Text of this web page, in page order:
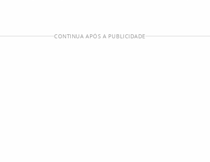
CONTINUA APÓS A PUBLICIDADE